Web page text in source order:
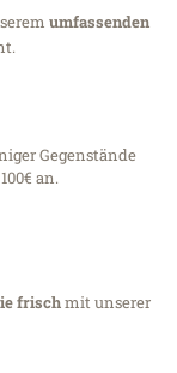
umfassenden
Gegenstände
an.
frischmit unserer